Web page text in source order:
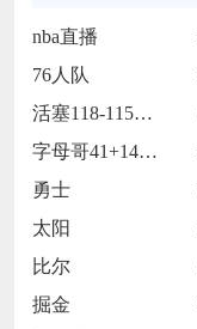
nba直播
76人队
活塞118-115逆转险胜开拓者
字母哥41+14班凯罗复出34+7 雄鹿
勇士
太阳
比尔
掘金